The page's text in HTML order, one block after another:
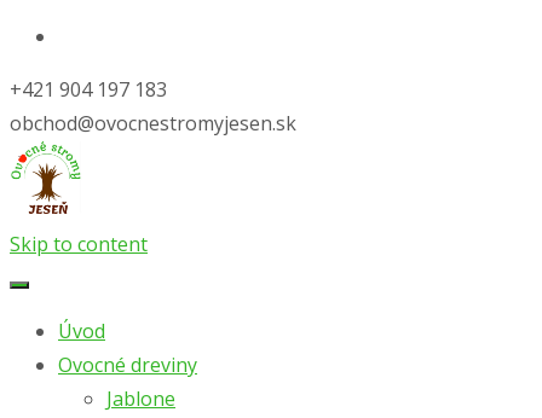
+421 904 197 183
obchod@ovocnestromyjesen.sk
Skip to content
Úvod
Ovocné dreviny
Jablone